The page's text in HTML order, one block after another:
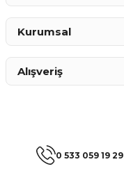
0 533 059 19 29
Kurumsal
Alışveriş